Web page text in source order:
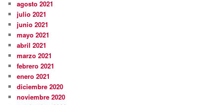
agosto 2021
julio 2021
junio 2021
mayo 2021
abril 2021
marzo 2021
febrero 2021
enero 2021
diciembre 2020
noviembre 2020